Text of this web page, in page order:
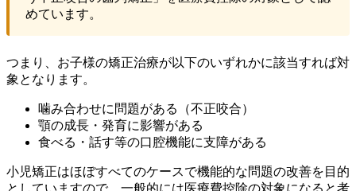
めています。
つまり、お子様の矯正治療が以下のいずれかに該当すれば対
象となります。
噛み合わせに問題がある（不正咬合）
顎の成長・発育に影響がある
食べる・話す等の口腔機能に支障がある
小児矯正はほぼすべてのケースで機能的な問題の改善を目的
としていますので、一般的には医療費控除の対象になると考